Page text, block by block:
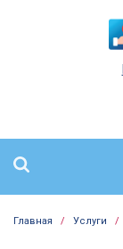
Главная / Услуги /